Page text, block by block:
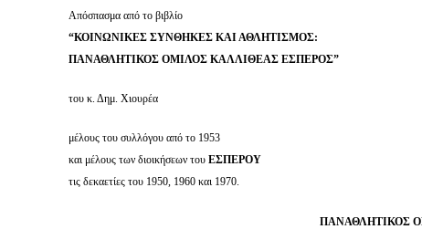
Απόσπασμα από το βιβλίο
“ΚΟΙΝΩΝΙΚΕΣ ΣΥΝΘΗΚΕΣ ΚΑΙ ΑΘΛΗΤΙΣΜΟΣ:
ΠΑΝΑΘΛΗΤΙΚΟΣ ΟΜΙΛΟΣ ΚΑΛΛΙΘΕΑΣ ΕΣΠΕΡΟΣ”
του κ. Δημ. Χιουρέα
μέλους του συλλόγου από το 1953
και μέλους των διοικήσεων του ΕΣΠΕΡΟΥ
τις δεκαετίες του 1950, 1960 και 1970.
ΠΑΝΑΘΛΗΤΙΚΟΣ